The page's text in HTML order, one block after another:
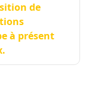
de
à présent